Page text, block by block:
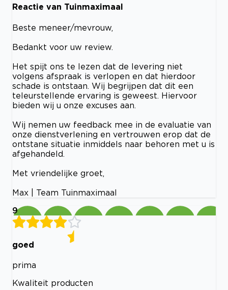
Reactie van Tuinmaximaal
Beste meneer/mevrouw,
Bedankt voor uw review.
Het spijt ons te lezen dat de levering niet
volgens afspraak is verlopen en dat hierdoor
schade is ontstaan. Wij begrijpen dat dit een
teleurstellende ervaring is geweest. Hiervoor
bieden wij u onze excuses aan.
Wij nemen uw feedback mee in de evaluatie van
onze dienstverlening en vertrouwen erop dat de
ontstane situatie inmiddels naar behoren met u is
afgehandeld.
Met vriendelijke groet,
Max | Team Tuinmaximaal
9
goed
prima
Kwaliteit producten